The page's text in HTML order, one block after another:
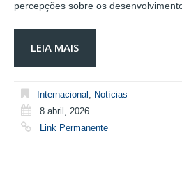
percepções sobre os
LEIA MAIS
Internacional , Notícias
8 abril, 2026
Link Permanente